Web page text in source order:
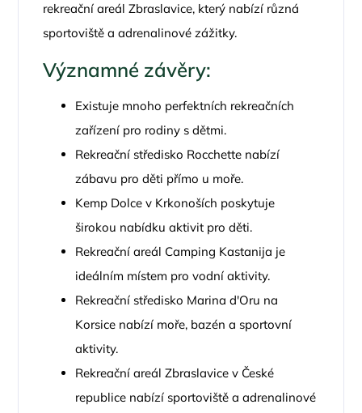
rekreační areál Zbraslavice, který nabízí různá
sportoviště a adrenalinové zážitky.
Významné závěry:
Existuje mnoho perfektních rekreačních
zařízení pro rodiny s dětmi.
Rekreační středisko Rocchette nabízí
zábavu pro děti přímo u moře.
Kemp Dolce v Krkonoších poskytuje
širokou nabídku aktivit pro děti.
Rekreační areál Camping Kastanija je
ideálním místem pro vodní aktivity.
Rekreační středisko Marina d'Oru na
Korsice nabízí moře, bazén a sportovní
aktivity.
Rekreační areál Zbraslavice v České
republice nabízí sportoviště a adrenalinové